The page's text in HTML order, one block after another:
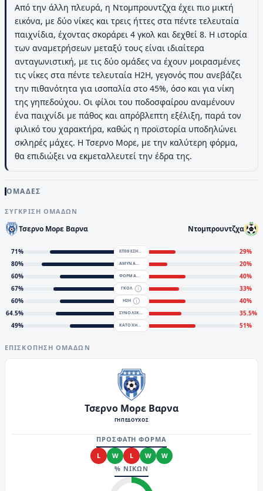
Από την άλλη πλευρά, η Ντομπρουντζχα έχει πιο μικτή
εικόνα, με δύο νίκες και τρεις ήττες στα πέντε τελευταία
παιχνίδια, έχοντας σκοράρει 4 γκολ και δεχθεί 8. Η ιστορία
των αναμετρήσεων μεταξύ τους είναι ιδιαίτερα
ανταγωνιστική, με τις δύο ομάδες να έχουν μοιρασμένες
τις νίκες στα πέντε τελευταία H2H, γεγονός που ανεβάζει
την πιθανότητα για ισοπαλία στο 45%, όσο και για νίκη
της γηπεδούχου. Οι φίλοι του ποδοσφαίρου αναμένουν
ένα παιχνίδι με πάθος και απρόβλεπτη εξέλιξη, παρά τον
φιλικό του χαρακτήρα, καθώς η προϊστορία υποδηλώνει
σκληρές μάχες. Η Τσερνο Μορε, με την καλύτερη φόρμα,
θα επιδιώξει να εκμεταλλευτεί την έδρα της.
ΟΜΑΔΕΣ
ΣΎΓΚΡΙΣΗ ΟΜΆΔΩΝ
Τσερνο Μορε Βαρνα Ντομπρουντζχα
71% ΕΠΙΘΕΣΗ 29%
80% ΑΜΥΝΑ 20%
60% ΦΟΡΜΑ 40%
67% ΓΚΟΛ 33%
60% H2H 40%
64.5% ΣΥΝΟΛΙΚΑ 35.5%
49% KATOXH 51%
ΕΠΙΣΚΌΠΗΣΗ ΟΜΆΔΩΝ
Τσερνο Μορε Βαρνα
ΓΗΠΕΔΟΥΧΟΣ
ΠΡΟΣΦΑΤΗ ΦΟΡΜΑ
L
W L W
W
% ΝΙΚΩΝ